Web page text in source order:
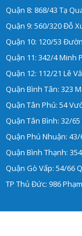
Quận 8: 868/43 Tạ
Quận 9: 560/320 Đỗ
Quận 10: 120/53
Quận 11: 342/4 Minh
Quận 12: 112/21 Lê
Quận Bình Tân: 323
Quận Tân Phú: 54
Quận Tân Bình: 32/
Quận Phú Nhuận:
Quận Bình Thạnh:
Quận Gò Vấp: 54/66
TP Thủ Đức: 986